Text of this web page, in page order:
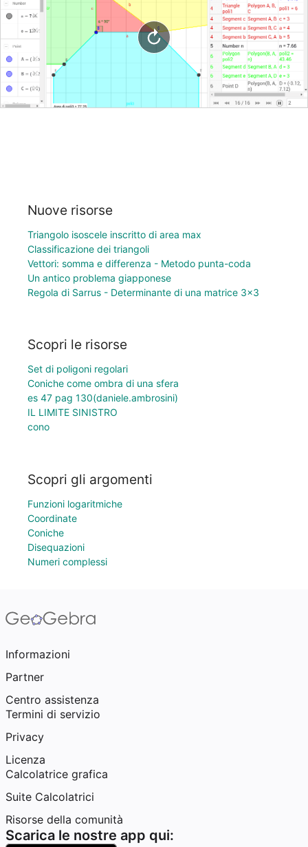
Nuove risorse
Triangolo isoscele inscritto di area max
Classificazione dei triangoli
Vettori: somma e differenza - Metodo punta-coda
Un antico problema giapponese
Regola di Sarrus - Determinante di una matrice 3×3
Scopri le risorse
Set di poligoni regolari
Coniche come ombra di una sfera
es 47 pag 130(daniele.ambrosini)
IL LIMITE SINISTRO
cono
Scopri gli argomenti
Funzioni logaritmiche
Coordinate
Coniche
Disequazioni
Numeri complessi
Informazioni
Partner
Centro assistenza
Termini di servizio
Privacy
Licenza
Calcolatrice grafica
Suite Calcolatrici
Risorse della comunità
Scarica le nostre app qui: